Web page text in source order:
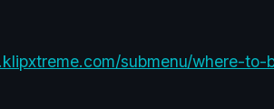
submenu/where-to-